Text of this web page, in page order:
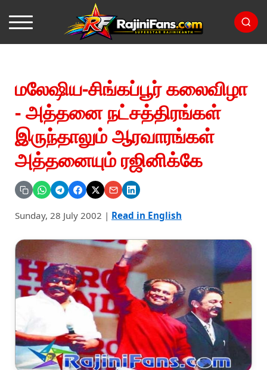
மலேஷிய-சிங்கப்பூர் கலைவிழா
- அத்தனை நட்சத்திரங்கள்
இருந்தாலும் ஆரவாரங்கள்
அத்தனையும் ரஜினிக்கே
Sunday, 28 July 2002 | Read in English